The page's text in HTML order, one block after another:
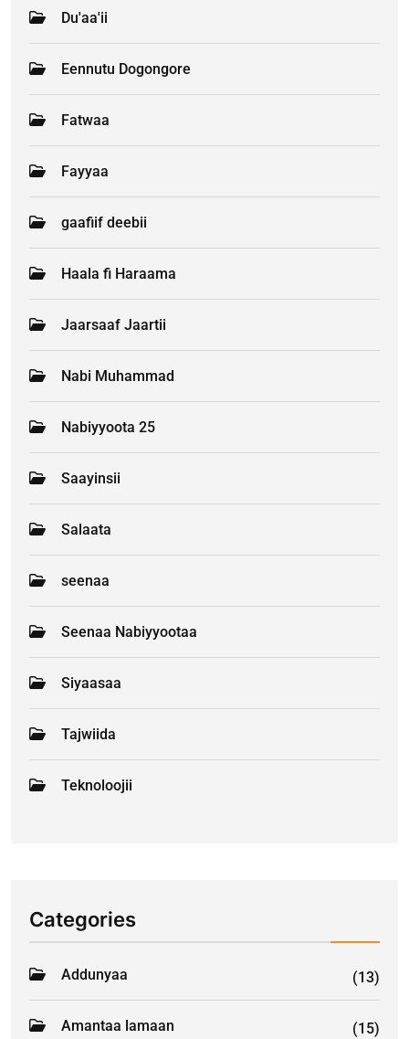
Du'aa'ii
Eennutu Dogongore
Fatwaa
Fayyaa
gaafiif deebii
Haala fi Haraama
Jaarsaaf Jaartii
Nabi Muhammad
Nabiyyoota 25
Saayinsii
Salaata
seenaa
Seenaa Nabiyyootaa
Siyaasaa
Tajwiida
Teknoloojii
Categories
Addunyaa (13)
Amantaa lamaan (15)